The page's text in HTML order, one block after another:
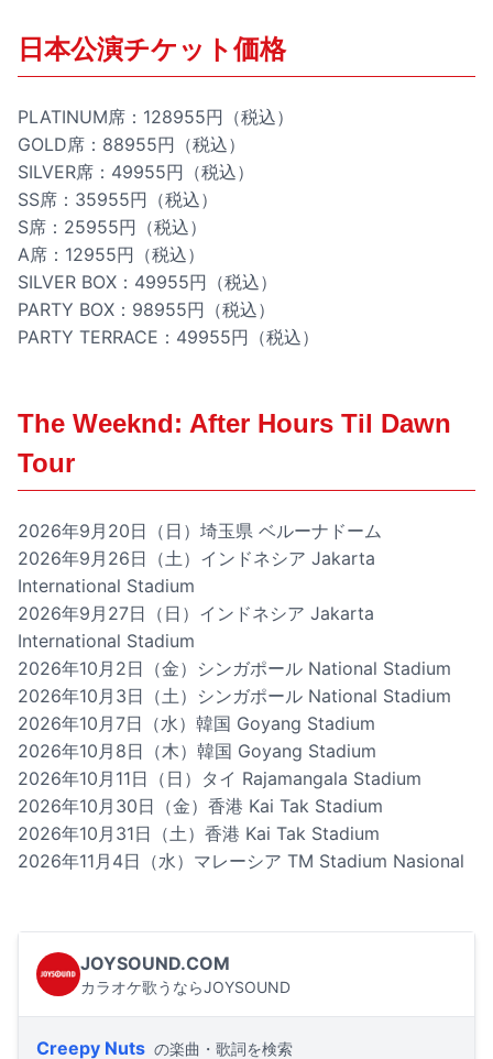
日本公演チケット価格
PLATINUM席：128955円（税込）
GOLD席：88955円（税込）
SILVER席：49955円（税込）
SS席：35955円（税込）
S席：25955円（税込）
A席：12955円（税込）
SILVER BOX：49955円（税込）
PARTY BOX：98955円（税込）
PARTY TERRACE：49955円（税込）
The Weeknd: After Hours Til Dawn
Tour
2026年9月20日（日）埼玉県 ベルーナドーム
2026年9月26日（土）インドネシア Jakarta
International Stadium
2026年9月27日（日）インドネシア Jakarta
International Stadium
2026年10月2日（金）シンガポール National Stadium
2026年10月3日（土）シンガポール National Stadium
2026年10月7日（水）韓国 Goyang Stadium
2026年10月8日（木）韓国 Goyang Stadium
2026年10月11日（日）タイ Rajamangala Stadium
2026年10月30日（金）香港 Kai Tak Stadium
2026年10月31日（土）香港 Kai Tak Stadium
2026年11月4日（水）マレーシア TM Stadium Nasional
JOYSOUND.COM
カラオケ歌うならJOYSOUND
Creepy Nuts の楽曲・歌詞を検索